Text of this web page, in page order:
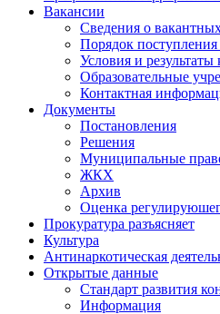
Вакансии
Сведения о
Порядок
Условия и результаты
Образовательные
Контактная
Документы
Постановления
Решения
Муниципальные
ЖКХ
Архив
Оценка
Прокуратура разъясняет
Культура
Антинаркотическая
Открытые данные
Стандарт развития
Информация